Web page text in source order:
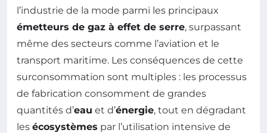
l’industrie de la mode parmi les principaux
émetteurs de gaz à effet de serre, surpassant
même des secteurs comme l’aviation et le
transport maritime. Les conséquences de cette
surconsommation sont multiples : les processus
de fabrication consomment de grandes
quantités d’eau et d’énergie, tout en dégradant
les écosystèmes par l’utilisation intensive de